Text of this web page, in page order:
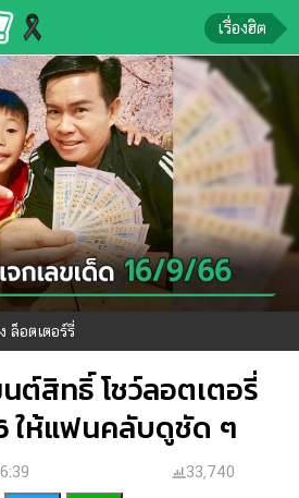
เรื่องฮิต
ล็อตเตอร์รี่
ต์สิทธิ์ โชว์ลอตเตอรี่
ให้แฟนคลับดูชัด ๆ
33,740